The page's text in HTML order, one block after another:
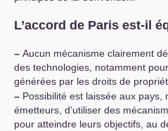
L’accord de Paris est-il
– Aucun mécanisme clairement
des technologies, notamment
générées par les droits de
– Possibilité est laissée aux pays,
émetteurs, d’utiliser des
pour atteindre leurs objectifs, au